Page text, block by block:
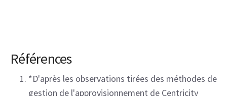
Références
*D'après les observations tirées des méthodes de
gestion de l'approvisionnement de Centricity